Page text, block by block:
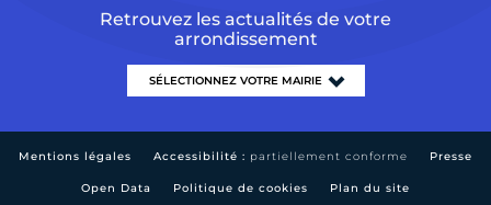
Retrouvez les actualités de votre
arrondissement
Mentions légales Accessibilité : partiellement conforme Presse
Open Data Politique de cookies Plan du site